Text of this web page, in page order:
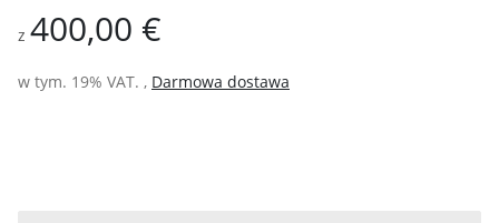
z 400,00 €
w tym. 19% VAT. , Darmowa dostawa